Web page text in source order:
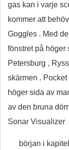
gas kan i varje
kommer att
Goggles . Med
fönstret på höger
Petersburg ,
skärmen .
höger sida av
av den bruna
Sonar Visualizer
början i